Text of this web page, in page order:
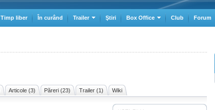
Timp liber În curând Trailer Ştiri Box Office Club Forum
Articole (3) Păreri (23) Trailer (1) Wiki